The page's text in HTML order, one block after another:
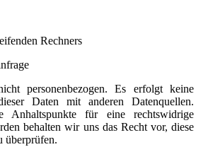
Rechners
personenbezogen. Es erfolgt keine
Daten mit anderen Datenquellen.
Anhaltspunkte für eine rechtswidrige
behalten wir uns das Recht vor, diese
überprüfen.